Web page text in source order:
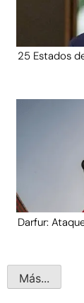
25 Estados
Darfur:
Más...